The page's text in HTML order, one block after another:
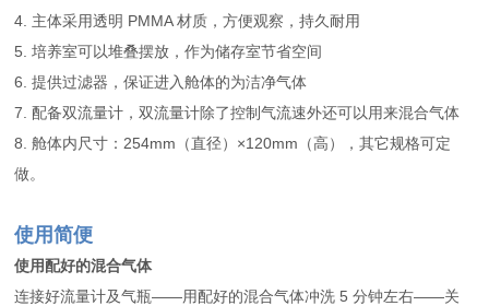
4. 主体采用透明 PMMA 材质，方便观察，持久耐用
5. 培养室可以堆叠摆放，作为储存室节省空间
6. 提供过滤器，保证进入舱体的为洁净气体
7. 配备双流量计，双流量计除了控制气流速外还可以用来混合气体
8. 舱体内尺寸：254mm（直径）×120mm（高），其它规格可定
做。
使用简便
使用配好的混合气体
连接好流量计及气瓶——用配好的混合气体冲洗 5 分钟左右——关